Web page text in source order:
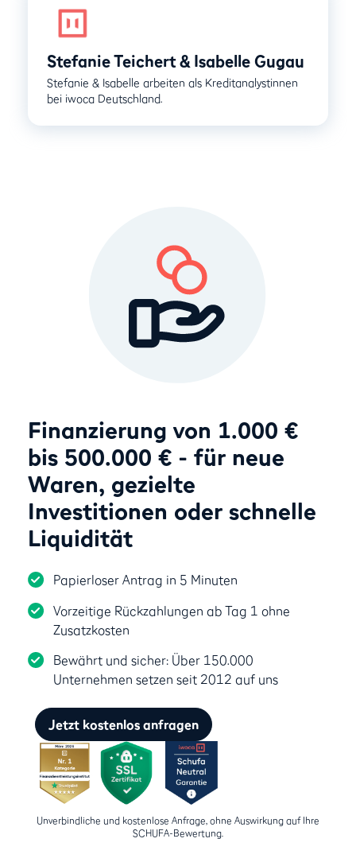
Stefanie Teichert & Isabelle Gugau
Stefanie & Isabelle arbeiten als Kreditanalystinnen
bei iwoca Deutschland.
Finanzierung von 1.000 €
bis 500.000 € - für neue
Waren, gezielte
Investitionen oder schnelle
Liquidität
Papierloser Antrag in 5 Minuten
Vorzeitige Rückzahlungen ab Tag 1 ohne
Zusatzkosten
Bewährt und sicher: Über 150.000
Unternehmen setzen seit 2012 auf uns
Jetzt kostenlos anfragen
Unverbindliche und kostenlose Anfrage, ohne Auswirkung auf Ihre
SCHUFA-Bewertung.